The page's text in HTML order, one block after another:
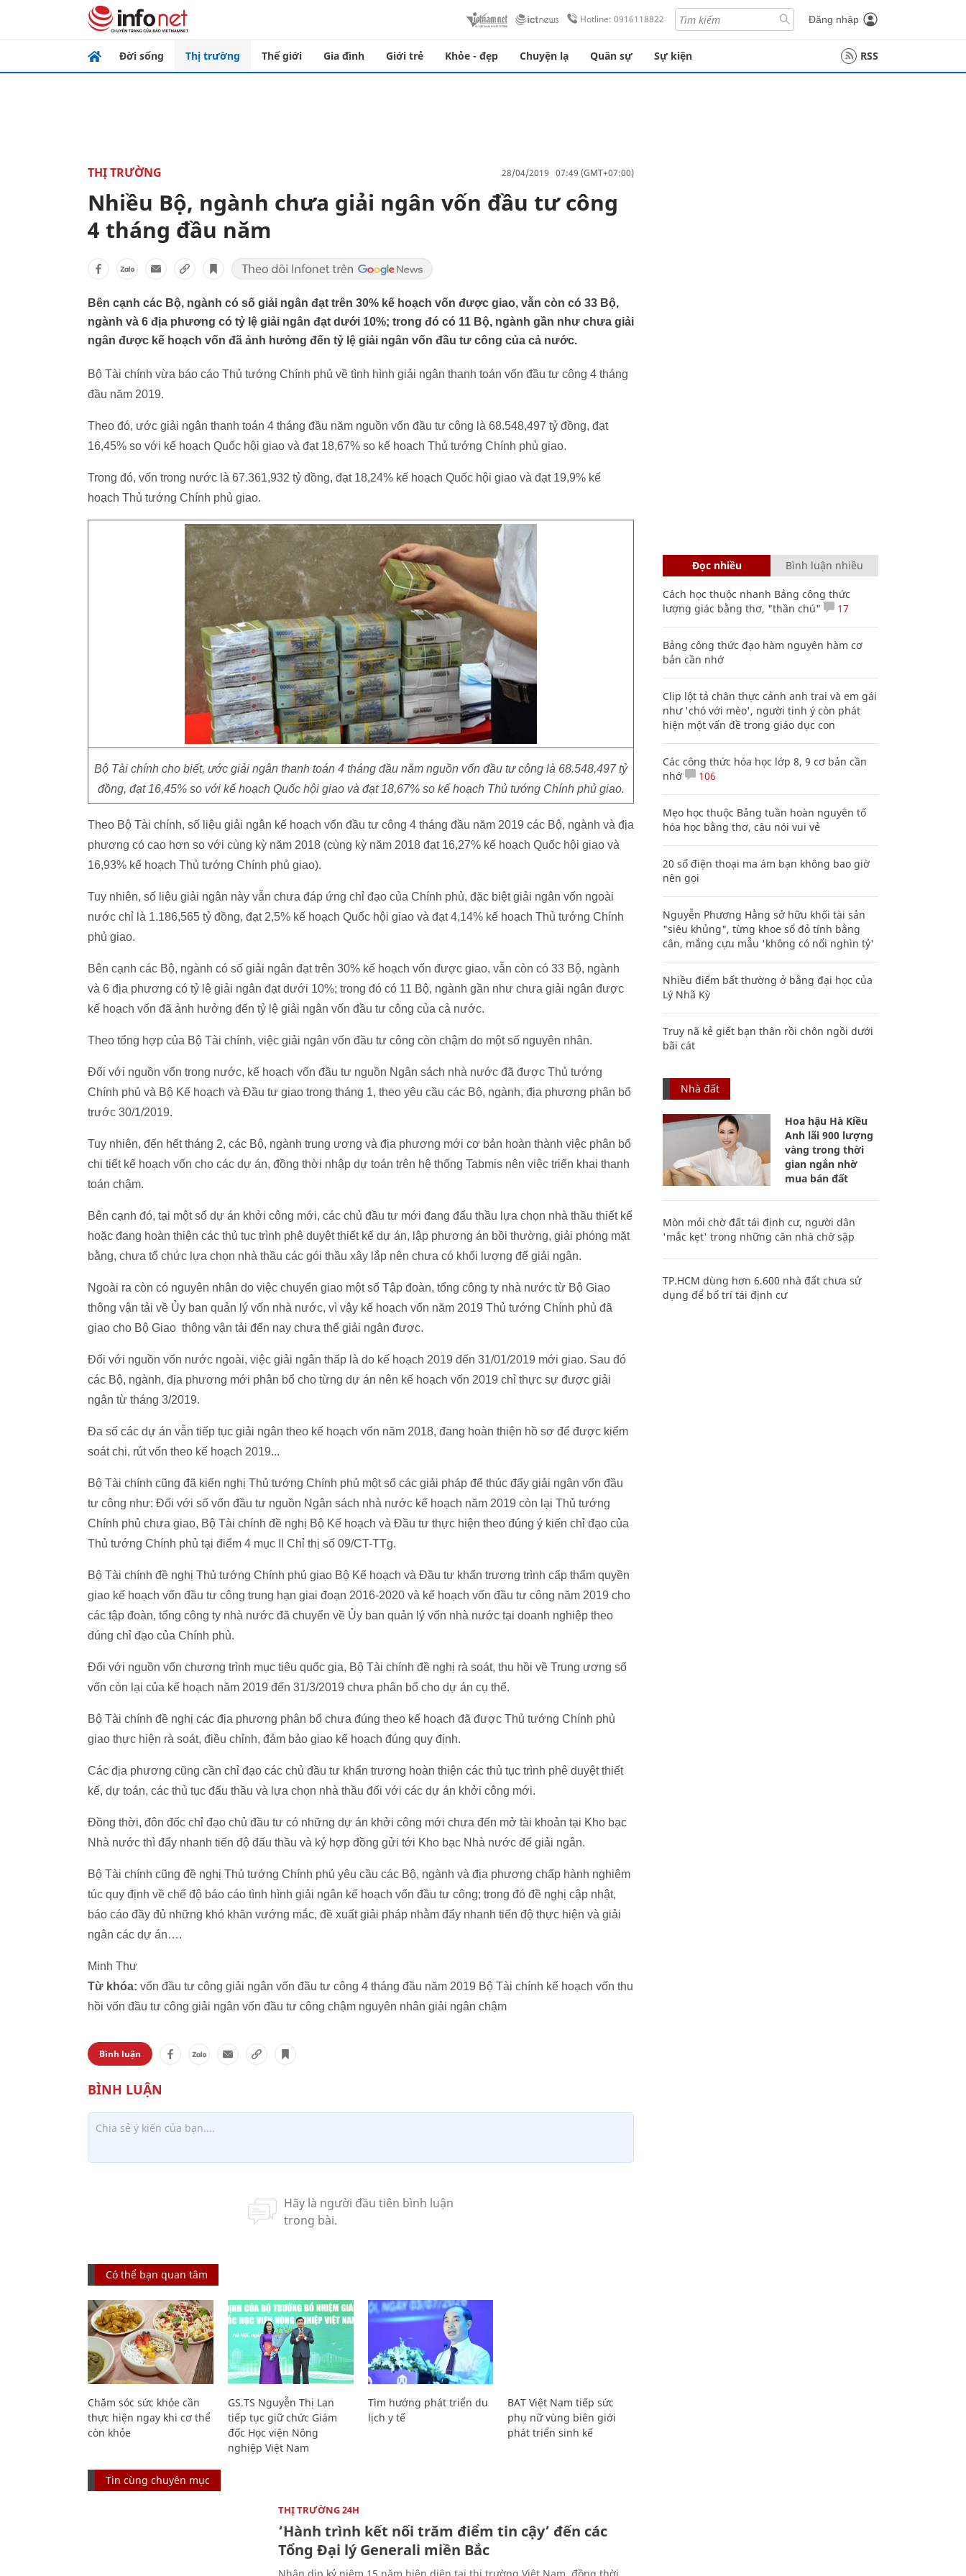
Hotline: 0916118822 Đăng nhập
Đời sống Thị trường Thế giới Gia đình Giới trẻ Khỏe - đẹp Chuyện lạ Quân sự Sự kiện RSS
THỊ TRƯỜNG 28/04/2019 07:49 (GMT+07:00)
Nhiều Bộ, ngành chưa giải ngân vốn đầu tư công
4 tháng đầu năm
Bên cạnh các Bộ, ngành có số giải ngân đạt trên 30% kế hoạch vốn được giao, vẫn còn có 33 Bộ,
ngành và 6 địa phương có tỷ lệ giải ngân đạt dưới 10%; trong đó có 11 Bộ, ngành gần như chưa giải
ngân được kế hoạch vốn đã ảnh hưởng đến tỷ lệ giải ngân vốn đầu tư công của cả nước.
Bộ Tài chính vừa báo cáo Thủ tướng Chính phủ về tình hình giải ngân thanh toán vốn đầu tư công 4 tháng
đầu năm 2019.
Theo đó, ước giải ngân thanh toán 4 tháng đầu năm nguồn vốn đầu tư công là 68.548,497 tỷ đồng, đạt
16,45% so với kế hoạch Quốc hội giao và đạt 18,67% so kế hoạch Thủ tướng Chính phủ giao.
Trong đó, vốn trong nước là 67.361,932 tỷ đồng, đạt 18,24% kế hoạch Quốc hội giao và đạt 19,9% kế
hoạch Thủ tướng Chính phủ giao.
Bộ Tài chính cho biết, ước giải ngân thanh toán 4 tháng đầu năm nguồn vốn đầu tư công là 68.548,497 tỷ
đồng, đạt 16,45% so với kế hoạch Quốc hội giao và đạt 18,67% so kế hoạch Thủ tướng Chính phủ giao.
Theo Bộ Tài chính, số liệu giải ngân kế hoạch vốn đầu tư công 4 tháng đầu năm 2019 các Bộ, ngành và địa
phương có cao hơn so với cùng kỳ năm 2018 (cùng kỳ năm 2018 đạt 16,27% kế hoạch Quốc hội giao và
16,93% kế hoạch Thủ tướng Chính phủ giao).
Tuy nhiên, số liệu giải ngân này vẫn chưa đáp ứng chỉ đạo của Chính phủ, đặc biệt giải ngân vốn ngoài
nước chỉ là 1.186,565 tỷ đồng, đạt 2,5% kế hoạch Quốc hội giao và đạt 4,14% kế hoạch Thủ tướng Chính
phủ giao.
Bên cạnh các Bộ, ngành có số giải ngân đạt trên 30% kế hoạch vốn được giao, vẫn còn có 33 Bộ, ngành
và 6 địa phương có tỷ lệ giải ngân đạt dưới 10%; trong đó có 11 Bộ, ngành gần như chưa giải ngân được
kế hoạch vốn đã ảnh hưởng đến tỷ lệ giải ngân vốn đầu tư công của cả nước.
Theo tổng hợp của Bộ Tài chính, việc giải ngân vốn đầu tư công còn chậm do một số nguyên nhân.
Đối với nguồn vốn trong nước, kế hoạch vốn đầu tư nguồn Ngân sách nhà nước đã được Thủ tướng
Chính phủ và Bộ Kế hoạch và Đầu tư giao trong tháng 1, theo yêu cầu các Bộ, ngành, địa phương phân bổ
trước 30/1/2019.
Tuy nhiên, đến hết tháng 2, các Bộ, ngành trung ương và địa phương mới cơ bản hoàn thành việc phân bổ
chi tiết kế hoạch vốn cho các dự án, đồng thời nhập dự toán trên hệ thống Tabmis nên việc triển khai thanh
toán chậm.
Bên cạnh đó, tại một số dự án khởi công mới, các chủ đầu tư mới đang đấu thầu lựa chọn nhà thầu thiết kế
hoặc đang hoàn thiện các thủ tục trình phê duyệt thiết kế dự án, lập phương án bồi thường, giải phóng mặt
bằng, chưa tổ chức lựa chọn nhà thầu các gói thầu xây lắp nên chưa có khối lượng để giải ngân.
Ngoài ra còn có nguyên nhân do việc chuyển giao một số Tập đoàn, tổng công ty nhà nước từ Bộ Giao
thông vận tải về Ủy ban quản lý vốn nhà nước, vì vậy kế hoạch vốn năm 2019 Thủ tướng Chính phủ đã
giao cho Bộ Giao thông vận tải đến nay chưa thể giải ngân được.
Đối với nguồn vốn nước ngoài, việc giải ngân thấp là do kế hoạch 2019 đến 31/01/2019 mới giao. Sau đó
các Bộ, ngành, địa phương mới phân bổ cho từng dự án nên kế hoạch vốn 2019 chỉ thực sự được giải
ngân từ tháng 3/2019.
Đa số các dự án vẫn tiếp tục giải ngân theo kế hoạch vốn năm 2018, đang hoàn thiện hồ sơ để được kiểm
soát chi, rút vốn theo kế hoạch 2019...
Bộ Tài chính cũng đã kiến nghị Thủ tướng Chính phủ một số các giải pháp để thúc đẩy giải ngân vốn đầu
tư công như: Đối với số vốn đầu tư nguồn Ngân sách nhà nước kế hoạch năm 2019 còn lại Thủ tướng
Chính phủ chưa giao, Bộ Tài chính đề nghị Bộ Kế hoạch và Đầu tư thực hiện theo đúng ý kiến chỉ đạo của
Thủ tướng Chính phủ tại điểm 4 mục II Chỉ thị số 09/CT-TTg.
Bộ Tài chính đề nghị Thủ tướng Chính phủ giao Bộ Kế hoạch và Đầu tư khẩn trương trình cấp thẩm quyền
giao kế hoạch vốn đầu tư công trung hạn giai đoạn 2016-2020 và kế hoạch vốn đầu tư công năm 2019 cho
các tập đoàn, tổng công ty nhà nước đã chuyển về Ủy ban quản lý vốn nhà nước tại doanh nghiệp theo
đúng chỉ đạo của Chính phủ.
Đối với nguồn vốn chương trình mục tiêu quốc gia, Bộ Tài chính đề nghị rà soát, thu hồi về Trung ương số
vốn còn lại của kế hoạch năm 2019 đến 31/3/2019 chưa phân bổ cho dự án cụ thể.
Bộ Tài chính đề nghị các địa phương phân bổ chưa đúng theo kế hoạch đã được Thủ tướng Chính phủ
giao thực hiện rà soát, điều chỉnh, đảm bảo giao kế hoạch đúng quy định.
Các địa phương cũng cần chỉ đạo các chủ đầu tư khẩn trương hoàn thiện các thủ tục trình phê duyệt thiết
kế, dự toán, các thủ tục đấu thầu và lựa chọn nhà thầu đối với các dự án khởi công mới.
Đồng thời, đôn đốc chỉ đạo chủ đầu tư có những dự án khởi công mới chưa đến mở tài khoản tại Kho bạc
Nhà nước thì đẩy nhanh tiến độ đấu thầu và ký hợp đồng gửi tới Kho bạc Nhà nước để giải ngân.
Bộ Tài chính cũng đề nghị Thủ tướng Chính phủ yêu cầu các Bộ, ngành và địa phương chấp hành nghiêm
túc quy định về chế độ báo cáo tình hình giải ngân kế hoạch vốn đầu tư công; trong đó đề nghị cập nhật,
báo cáo đầy đủ những khó khăn vướng mắc, đề xuất giải pháp nhằm đẩy nhanh tiến độ thực hiện và giải
ngân các dự án….
Minh Thư
Từ khóa: vốn đầu tư công giải ngân vốn đầu tư công 4 tháng đầu năm 2019 Bộ Tài chính kế hoạch vốn thu
hồi vốn đầu tư công giải ngân vốn đầu tư công chậm nguyên nhân giải ngân chậm
Bình luận
Có thể bạn quan tâm
Chăm sóc sức khỏe cần
thực hiện ngay khi cơ thể
còn khỏe
GS.TS Nguyễn Thị Lan
tiếp tục giữ chức Giám
đốc Học viện Nông
nghiệp Việt Nam
Tìm hướng phát triển du
lịch y tế
BAT Việt Nam tiếp sức
phụ nữ vùng biên giới
phát triển sinh kế
Tin cùng chuyên mục
THỊ TRƯỜNG 24H
‘Hành trình kết nối trăm điểm tin cậy’ đến các
Tổng Đại lý Generali miền Bắc
Nhân dịp kỷ niệm 15 năm hiện diện tại thị trường Việt Nam, đồng thời
Đọc nhiều Bình luận nhiều
Cách học thuộc nhanh Bảng công thức
lượng giác bằng thơ, "thần chú"
17
Bảng công thức đạo hàm nguyên hàm cơ
bản cần nhớ
Clip lột tả chân thực cảnh anh trai và em gái
như 'chó với mèo', người tinh ý còn phát
hiện một vấn đề trong giáo dục con
Các công thức hóa học lớp 8, 9 cơ bản cần
nhớ
106
Mẹo học thuộc Bảng tuần hoàn nguyên tố
hóa học bằng thơ, câu nói vui vẻ
20 số điện thoại ma ám bạn không bao giờ
nên gọi
Nguyễn Phương Hằng sở hữu khối tài sản
"siêu khủng", từng khoe sổ đỏ tính bằng
cân, mắng cựu mẫu 'không có nổi nghìn tỷ'
Nhiều điểm bất thường ở bằng đại học của
Lý Nhã Kỳ
Truy nã kẻ giết bạn thân rồi chôn ngồi dưới
bãi cát
Nhà đất
Hoa hậu Hà Kiều
Anh lãi 900 lượng
vàng trong thời
gian ngắn nhờ
mua bán đất
Mòn mỏi chờ đất tái định cư, người dân
'mắc kẹt' trong những căn nhà chờ sập
TP.HCM dùng hơn 6.600 nhà đất chưa sử
dụng để bố trí tái định cư